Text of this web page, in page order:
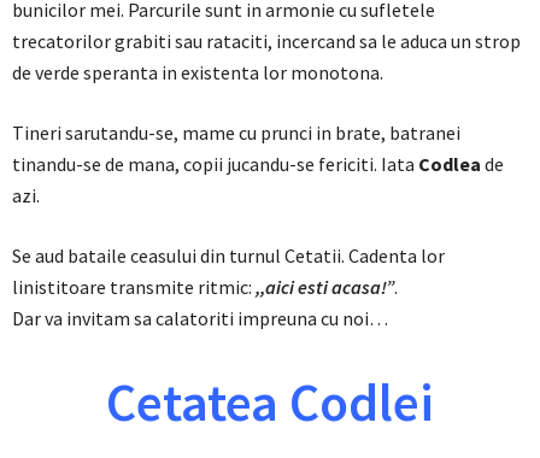
bunicilor mei. Parcurile sunt in armonie cu sufletele
trecatorilor grabiti sau rataciti, incercand sa le aduca un strop
de verde speranta in existenta lor monotona.
Tineri sarutandu-se, mame cu prunci in brate, batranei
tinandu-se de mana, copii jucandu-se fericiti. Iata Codlea de
azi.
Se aud bataile ceasului din turnul Cetatii. Cadenta lor
linistitoare transmite ritmic: ,,aici esti acasa!”.
Dar va invitam sa calatoriti impreuna cu noi…
Cetatea Codlei